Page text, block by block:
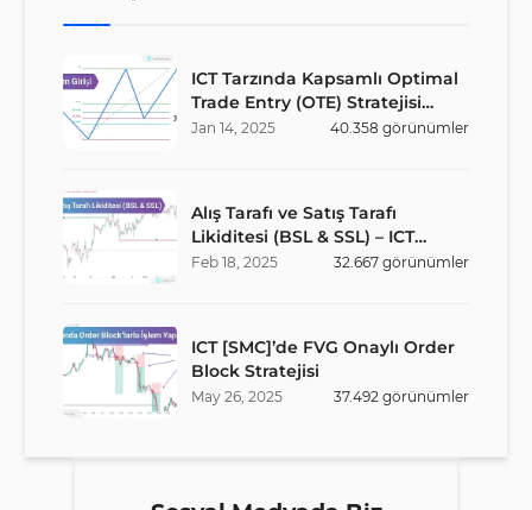
ICT Tarzında Kapsamlı Optimal
Trade Entry (OTE) Stratejisi
Rehberi
Jan 14, 2025 40.358 görünümler
Alış Tarafı ve Satış Tarafı
Likiditesi (BSL & SSL) – ICT
Stratejisi
Feb 18, 2025 32.667 görünümler
ICT [SMC]’de FVG Onaylı Order
Block Stratejisi
May 26, 2025 37.492 görünümler